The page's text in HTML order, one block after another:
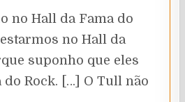
no Hall da Fama do
no Hall da
suponho que eles
Rock. […] O Tull não